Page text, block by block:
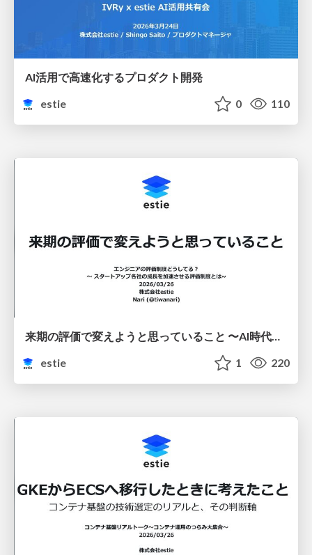
AI活用で高速化するプロダクト開発
estie
0 110
来期の評価で変えようと思っていること 〜AI時代に変わること・変わらないこと〜
estie
1 220